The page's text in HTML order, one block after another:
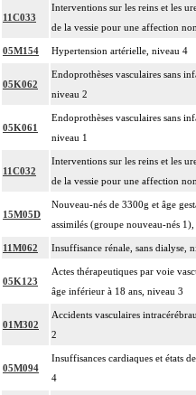
11C033
Interventions sur les reins et les
de la vessie pour une affection
05M154 Hypertension artérielle, niveau 4
05K062
Endoprothèses vasculaires sans
niveau 2
05K061
Endoprothèses vasculaires sans
niveau 1
11C032
Interventions sur les reins et les
de la vessie pour une affection
15M05D
Nouveau-nés de 3300g et âge
assimilés (groupe nouveau-nés
11M062 Insuffisance rénale, sans dialyse,
05K123
Actes thérapeutiques par voie
âge inférieur à 18 ans, niveau 3
01M302
Accidents vasculaires
2
05M094
Insuffisances cardiaques et états
4